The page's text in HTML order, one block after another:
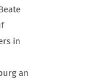
in
an